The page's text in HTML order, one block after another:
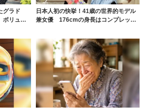
グラド
ボリュー
日本人初の快挙！41歳の世界的モデル
兼女優 176cmの身長はコンプレック